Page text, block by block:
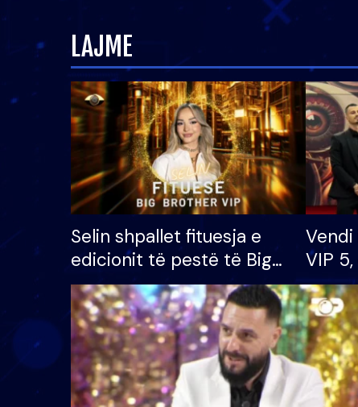
LAJME
Selin shpallet fituesja e
edicionit të pestë të Big
Brother VIP, rrëmben
çmimin e madh prej 100
mijë eurosh
VIP